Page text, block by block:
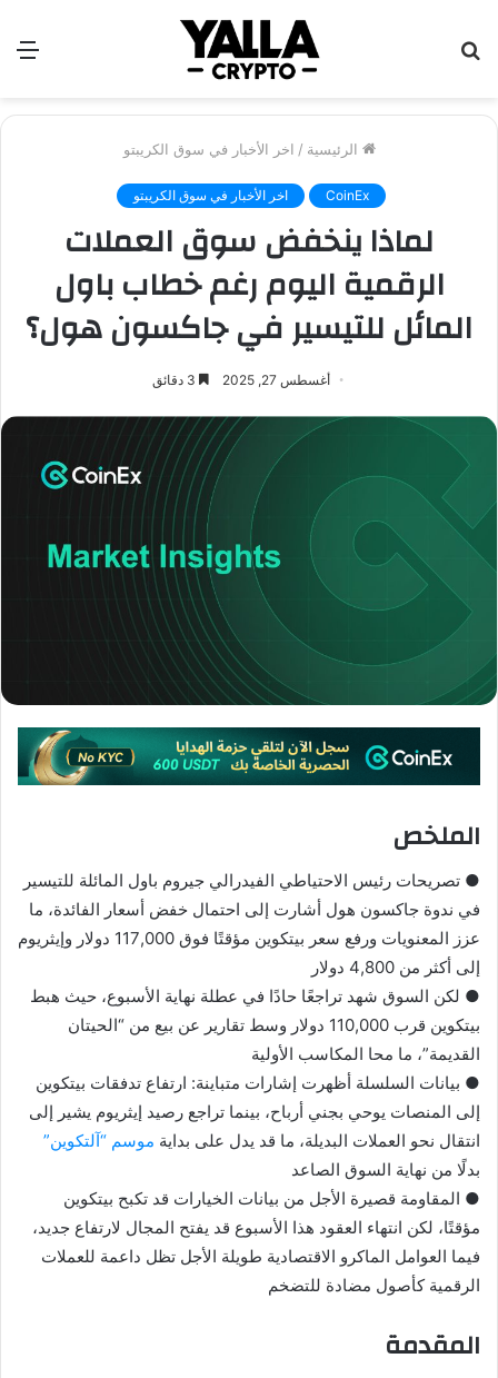
الرئيسية / اخر الأخبار في سوق الكريبتو
CoinEx اخر الأخبار في سوق الكريبتو
لماذا ينخفض سوق العملات
الرقمية اليوم رغم خطاب باول
المائل للتيسير في جاكسون هول؟
أغسطس 27, 2025
الملخص
● تصريحات رئيس الاحتياطي الفيدرالي جيروم باول المائلة للتيسير
في ندوة جاكسون هول أشارت إلى احتمال خفض أسعار الفائدة، ما
عزز المعنويات ورفع سعر بيتكوين مؤقتًا فوق 117,000 دولار وإيثريوم
إلى أكثر من 4,800 دولار
● لكن السوق شهد تراجعًا حادًا في عطلة نهاية الأسبوع، حيث هبط
بيتكوين قرب 110,000 دولار وسط تقارير عن بيع من “الحيتان
القديمة”، ما محا المكاسب الأولية
● بيانات السلسلة أظهرت إشارات متباينة: ارتفاع تدفقات بيتكوين
إلى المنصات يوحي بجني أرباح، بينما تراجع رصيد إيثريوم يشير إلى
انتقال نحو العملات البديلة، ما قد يدل على بداية موسم “آلتكوين”
بدلًا من نهاية السوق الصاعد
● المقاومة قصيرة الأجل من بيانات الخيارات قد تكبح بيتكوين
مؤقتًا، لكن انتهاء العقود هذا الأسبوع قد يفتح المجال لارتفاع جديد،
فيما العوامل الماكرو الاقتصادية طويلة الأجل تظل داعمة للعملات
الرقمية كأصول مضادة للتضخم
المقدمة